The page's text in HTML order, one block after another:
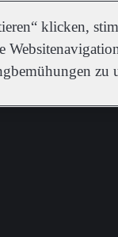
klicken,
zu